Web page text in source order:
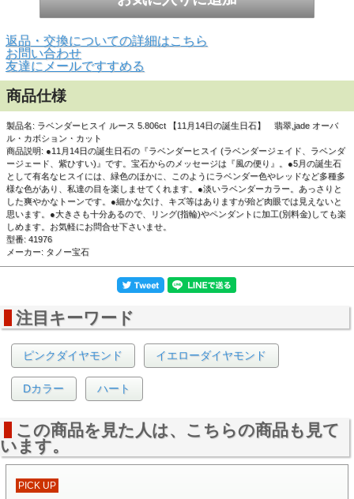
▲側面画像
返品・交換についての詳細はこちら
お問い合わせ
友達にメールですすめる
商品仕様
製品名: ラベンダーヒスイ ルース 5.806ct 【11月14日の誕生日石】 翡翠,jade オーバ
ル・カボション・カット
商品説明: ●11月14日の誕生日石の『ラベンダーヒスイ (ラベンダージェイド、ラベンダ
ージェード、紫ひすい)』です。宝石からのメッセージは『風の便り』。●5月の誕生石
として有名なヒスイには、緑色のほかに、このようにラベンダー色やレッドなど多種多
様な色があり、私達の目を楽しませてくれます。●淡いラベンダーカラー。あっさりと
した爽やかなトーンです。●細かな欠け、キズ等はありますが殆ど肉眼では見えないと
思います。●大きさも十分あるので、リング(指輪)やペンダントに加工(別料金)しても楽
しめます。お気軽にお問合せ下さいませ。
型番: 41976
メーカー: タノー宝石
注目キーワード
ピンクダイヤモンド イエローダイヤモンド
Dカラー ハート
この商品を見た人は、こちらの商品も見て
います。
PICK UP